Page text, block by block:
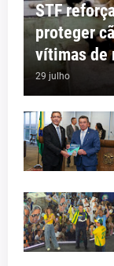
STF
proteger
vítimas de
29 julho